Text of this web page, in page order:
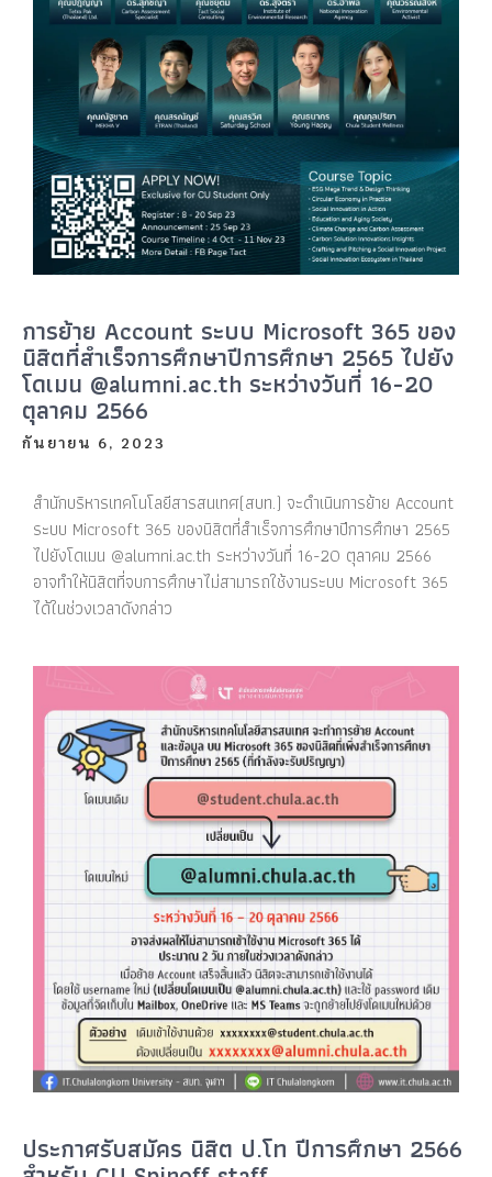
การย้าย Account ระบบ Microsoft 365 ของ
นิสิตที่สำเร็จการศึกษาปีการศึกษา 2565 ไปยัง
โดเมน @alumni.ac.th ระหว่างวันที่ 16-20
ตุลาคม 2566
กันยายน 6, 2023
สำนักบริหารเทคโนโลยีสารสนเทศ(สบท.) จะดำเนินการย้าย Account
ระบบ Microsoft 365 ของนิสิตที่สำเร็จการศึกษาปีการศึกษา 2565
ไปยังโดเมน @alumni.ac.th ระหว่างวันที่ 16-20 ตุลาคม 2566
อาจทำให้นิสิตที่จบการศึกษาไม่สามารถใช้งานระบบ Microsoft 365
ได้ในช่วงเวลาดังกล่าว
ประกาศรับสมัคร นิสิต ป.โท ปีการศึกษา 2566